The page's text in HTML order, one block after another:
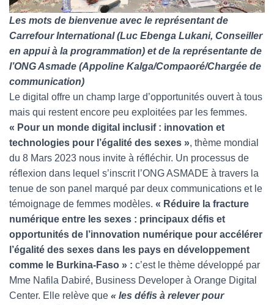
Les mots de bienvenue avec le représentant de
Carrefour International (Luc Ebenga Lukani, Conseiller
en appui à la programmation) et de la représentante de
l’ONG Asmade (Appoline Kalga/Compaoré/Chargée de
communication)
Le digital offre un champ large d’opportunités ouvert à tous
mais qui restent encore peu exploitées par les femmes.
« Pour un monde digital inclusif : innovation et
technologies pour l’égalité des sexes », thème mondial
du 8 Mars 2023 nous invite à réfléchir. Un processus de
réflexion dans lequel s’inscrit l’ONG ASMADE à travers la
tenue de son panel marqué par deux communications et le
témoignage de femmes modèles. « Réduire la fracture
numérique entre les sexes : principaux défis et
opportunités de l’innovation numérique pour accélérer
l’égalité des sexes dans les pays en développement
comme le Burkina-Faso » : c’est le thème développé par
Mme Nafila Dabiré, Business Developer à Orange Digital
Center. Elle relève que « les défis à relever pour